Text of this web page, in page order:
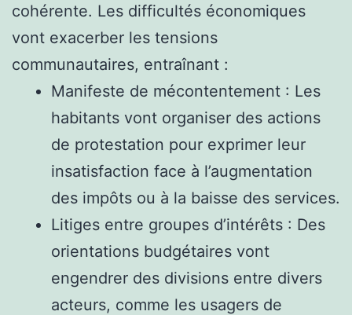
cohérente. Les difficultés économiques
vont exacerber les tensions
communautaires, entraînant :
Manifeste de mécontentement : Les
habitants vont organiser des actions
de protestation pour exprimer leur
insatisfaction face à l’augmentation
des impôts ou à la baisse des services.
Litiges entre groupes d’intérêts : Des
orientations budgétaires vont
engendrer des divisions entre divers
acteurs, comme les usagers de